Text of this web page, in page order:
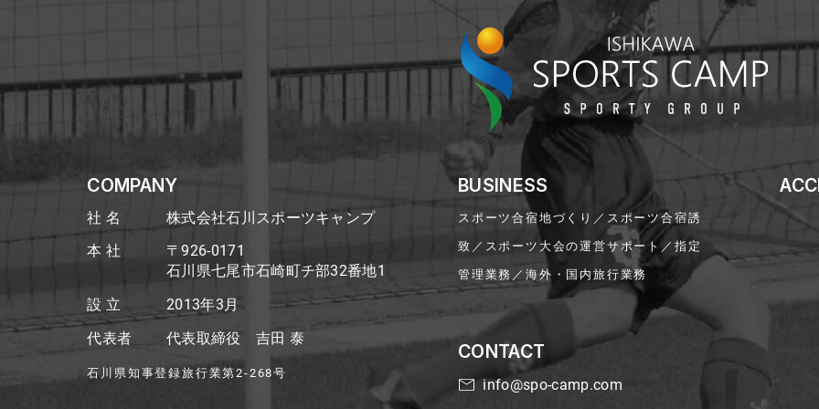
COMPANY
社 名
株式会社石川スポーツキャンプ
本 社
〒926-0171
石川県七尾市石崎町チ部32番地1
設 立
2013年3月
代表者
代表取締役 吉田 泰
石川県知事登録旅行業第2-268号
BUSINESS
スポーツ合宿地づくり／スポーツ合宿誘
致／スポーツ大会の運営サポート／指定
管理業務／海外・国内旅行業務
CONTACT
info@spo-camp.com